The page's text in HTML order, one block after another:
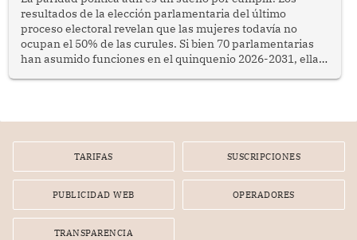
resultados de la elección parlamentaria del último
proceso electoral revelan que las mujeres todavía no
ocupan el 50% de las curules. Si bien 70 parlamentarias
han asumido funciones en el quinquenio 2026-2031, ellas
TARIFAS SUSCRIPCIONES
PUBLICIDAD WEB OPERADORES
TRANSPARENCIA